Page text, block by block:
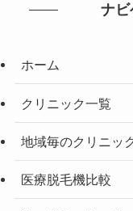
ナビ
ホーム
クリニック一覧
地域毎のクリニッ
医療脱毛機比較